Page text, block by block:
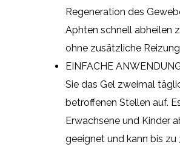
Regeneration des
Aphten schnell abheilen
ohne zusätzliche
EINFACHE
Sie das Gel zweimal
betroffenen Stellen auf.
Erwachsene und Kinder
geeignet und kann bis zu